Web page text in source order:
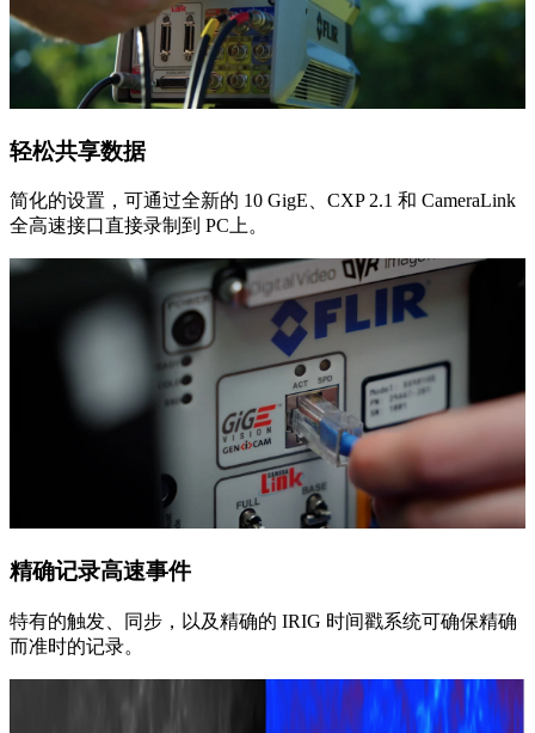
轻松共享数据
简化的设置，可通过全新的 10 GigE、CXP 2.1 和 CameraLink
全高速接口直接录制到 PC上。
精确记录高速事件
特有的触发、同步，以及精确的 IRIG 时间戳系统可确保精确
而准时的记录。